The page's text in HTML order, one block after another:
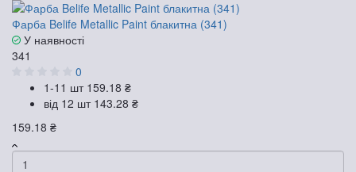
Фарба Belife Metallic Paint блакитна (341)
У наявності
341
0
1-11 шт 159.18 ₴
від 12 шт 143.28 ₴
159.18 ₴